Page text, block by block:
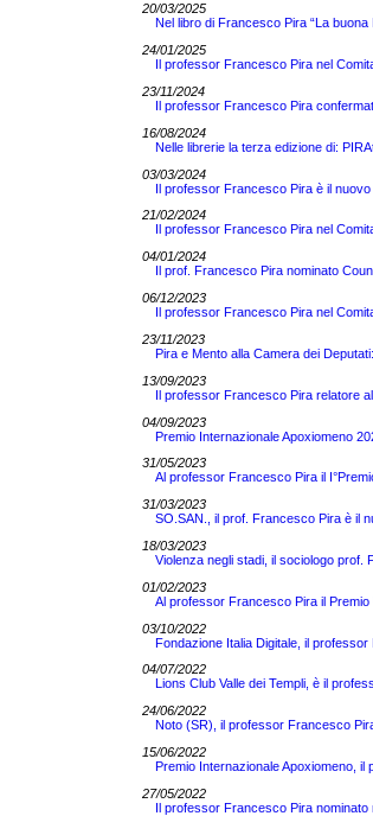
20/03/2025
Nel libro di Francesco Pira “La
24/01/2025
Il professor Francesco Pira nel
23/11/2024
Il professor Francesco Pira
16/08/2024
Nelle librerie la terza edizione di:
03/03/2024
Il professor Francesco Pira è il
21/02/2024
Il professor Francesco Pira nel
04/01/2024
Il prof. Francesco Pira nominato
06/12/2023
Il professor Francesco Pira nel
23/11/2023
Pira e Mento alla Camera dei
13/09/2023
Il professor Francesco Pira relatore
04/09/2023
Premio Internazionale Apoxiomeno
31/05/2023
Al professor Francesco Pira il
31/03/2023
SO.SAN., il prof. Francesco Pira è il
18/03/2023
Violenza negli stadi, il sociologo prof.
01/02/2023
Al professor Francesco Pira il Premio
03/10/2022
Fondazione Italia Digitale, il
04/07/2022
Lions Club Valle dei Templi, è il
24/06/2022
Noto (SR), il professor Francesco
15/06/2022
Premio Internazionale Apoxiomeno,
27/05/2022
Il professor Francesco Pira